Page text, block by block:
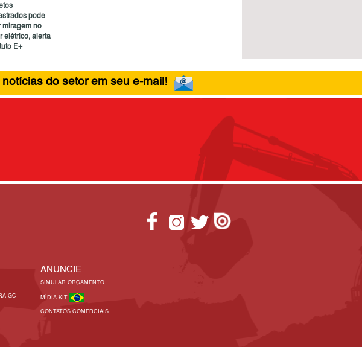
pode
miragem no
elétrico, alerta
E+
do setor em seu e-mail!
GC
ANUNCIE
SIMULAR ORÇAMENTO
MÍDIA KIT
CONTATOS COMERCIAIS